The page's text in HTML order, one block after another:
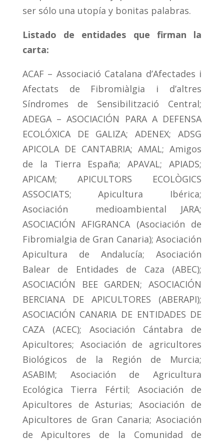
ser sólo una utopía y bonitas palabras.
Listado de entidades que firman la
carta:
ACAF – Associació Catalana d’Afectades i
Afectats de Fibromiàlgia i d’altres
Síndromes de Sensibilització Central;
ADEGA – ASOCIACIÓN PARA A DEFENSA
ECOLÓXICA DE GALIZA; ADENEX; ADSG
APICOLA DE CANTABRIA; AMAL; Amigos
de la Tierra España; APAVAL; APIADS;
APICAM; APICULTORS ECOLÒGICS
ASSOCIATS; Apicultura Ibérica;
Asociación medioambiental JARA;
ASOCIACIÓN AFIGRANCA (Asociación de
Fibromialgia de Gran Canaria); Asociación
Apicultura de Andalucía; Asociación
Balear de Entidades de Caza (ABEC);
ASOCIACIÓN BEE GARDEN; ASOCIACIÓN
BERCIANA DE APICULTORES (ABERAPI);
ASOCIACIÓN CANARIA DE ENTIDADES DE
CAZA (ACEC); Asociación Cántabra de
Apicultores; Asociación de agricultores
Biológicos de la Región de Murcia;
ASABIM; Asociación de Agricultura
Ecológica Tierra Fértil; Asociación de
Apicultores de Asturias; Asociación de
Apicultores de Gran Canaria; Asociación
de Apicultores de la Comunidad de